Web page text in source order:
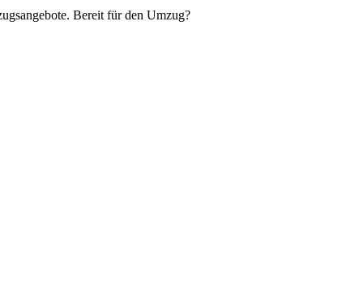
Bereit für den Umzug?